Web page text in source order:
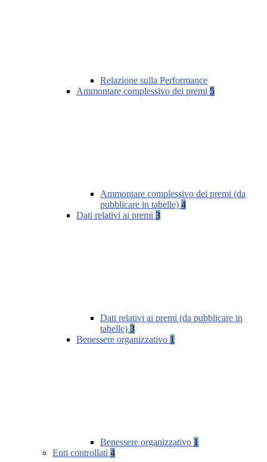
Relazione sulla Performance
Ammontare complessivo dei premi 5
Ammontare complessivo dei premi (da
pubblicare in tabelle) 4
Dati relativi ai premi 3
Dati relativi ai premi (da pubblicare in
tabelle) 3
Benessere organizzativo 1
Benessere organizzativo 1
Enti controllati 4